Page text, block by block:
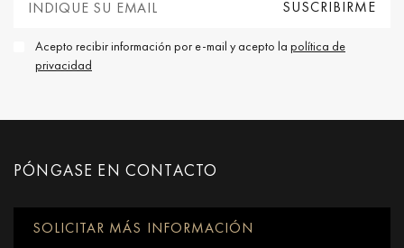
Acepto recibir información por e-mail y acepto la política de
privacidad
PÓNGASE EN CONTACTO
SOLICITAR MÁS INFORMACIÓN